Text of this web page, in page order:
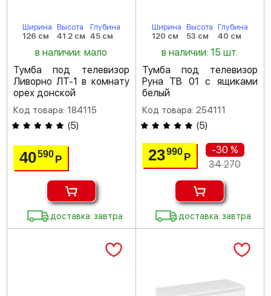
Ширина
126 см
Высота
41.2 см
Глубина
45 см
в наличии: мало
Тумба под телевизор
Ливорно ЛТ-1 в комнату
орех донской
Код товара: 184115
(5)
40590Р
доставка: завтра
Ширина
120 см
Высота
53 см
Глубина
40 см
в наличии: 15 шт.
Тумба под телевизор
Руна ТВ 01 с ящиками
белый
Код товара: 254111
(5)
23990 Р
-30 %
34 270
доставка: завтра